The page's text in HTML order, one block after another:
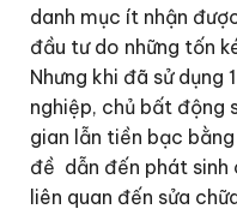
danh mục ít nhận
đầu tư do những tốn
Nhưng khi đã sử dụng
nghiệp, chủ bất động
gian lẫn tiền bạc
đề dẫn đến phát sinh
liên quan đến sửa